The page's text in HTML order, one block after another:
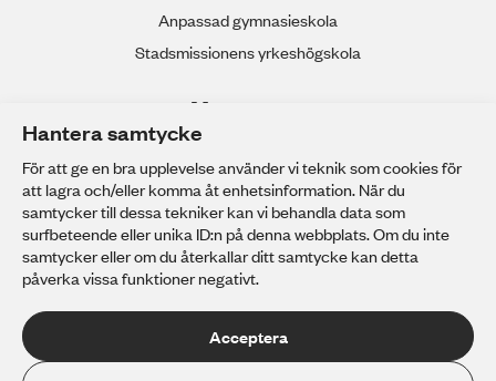
Hantera samtycke
För att ge en bra upplevelse använder vi teknik som cookies för
att lagra och/eller komma åt enhetsinformation. När du
samtycker till dessa tekniker kan vi behandla data som
surfbeteende eller unika ID:n på denna webbplats. Om du inte
samtycker eller om du återkallar ditt samtycke kan detta
påverka vissa funktioner negativt.
Acceptera
Anpassad gymnasieskola
Stadsmissionens yrkeshögskola
Mer om oss
Stadsmissionens Skolstiftelse
Kontakta Skolstiftelsen
Arbeta hos oss
Personuppgifter